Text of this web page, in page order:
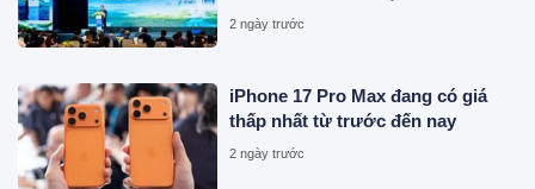
2 ngày trước
iPhone 17 Pro Max đang có giá
thấp nhất từ trước đến nay
2 ngày trước